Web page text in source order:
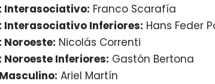
Interasociativo: Franco Scarafía
Interasociativo Inferiores: Hans Feder
Noroeste: Nicolás Correnti
Noroeste Inferiores: Gastón Bertona
Ariel Martín